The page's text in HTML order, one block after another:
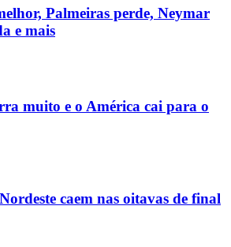
Palmeiras perde, Neymar
e mais
muito e o América cai para o
caem nas oitavas de final